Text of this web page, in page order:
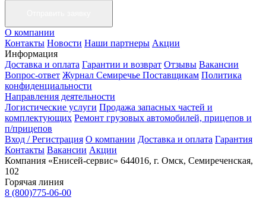
О компании
Контакты Новости Наши партнеры Акции
Информация
Доставка и оплата Гарантии и возврат Отзывы Вакансии
Вопрос-ответ Журнал Семиречье Поставщикам Политика
конфиденциальности
Направления деятельности
Логистические услуги Продажа запасных частей и
комплектующих Ремонт грузовых автомобилей, прицепов и
п/прицепов
Вход / Регистрация О компании Доставка и оплата Гарантия
Контакты Вакансии Акции
Компания «Енисей-сервис» 644016, г. Омск, Семиреченская,
102
Горячая линия
8 (800)775-06-00